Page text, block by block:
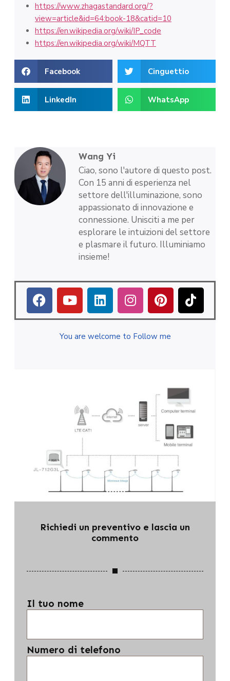
https://www.zhagastandard.org/?
view=article&id=64:book-18&catid=10
https://en.wikipedia.org/wiki/IP_code
https://en.wikipedia.org/wiki/MQTT
Facebook Cinguettio
LinkedIn WhatsApp
Wang Yi
Ciao, sono l'autore di questo post.
Con 15 anni di esperienza nel
settore dell'illuminazione, sono
appassionato di innovazione e
connessione. Unisciti a me per
esplorare le intuizioni del settore
e plasmare il futuro. Illuminiamo
insieme!
You are welcome to Follow me
Richiedi un preventivo e lascia un
commento
Il tuo nome
Numero di telefono